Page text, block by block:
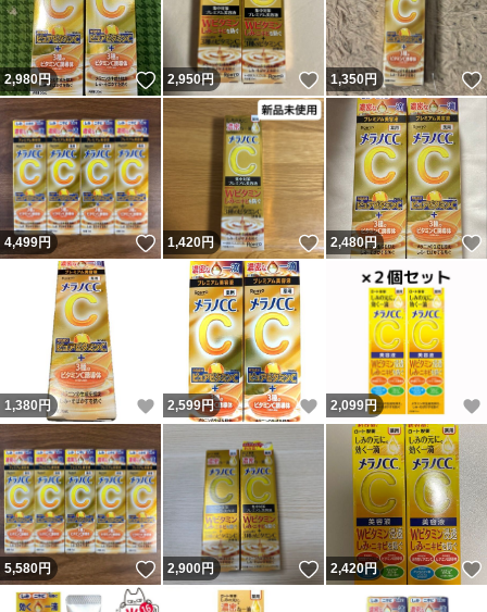
2,980円 いいね！
2,950円 いいね！
1,350円
4,499円 いいね！
1,420円 いいね！
2,480円
1,380 円 いいね！
2,599円 いいね！
2,099円
5,580円 いいね！
2,900円 いいね！
2,420円